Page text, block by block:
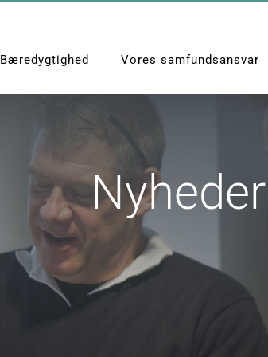
Bæredygtighed Vores samfundsansvar
Nyheder